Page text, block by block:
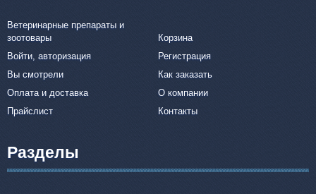
Ветеринарные препараты и
зоотовары
Корзина
Войти, авторизация
Регистрация
Вы смотрели
Как заказать
Оплата и доставка
О компании
Прайслист
Контакты
Разделы